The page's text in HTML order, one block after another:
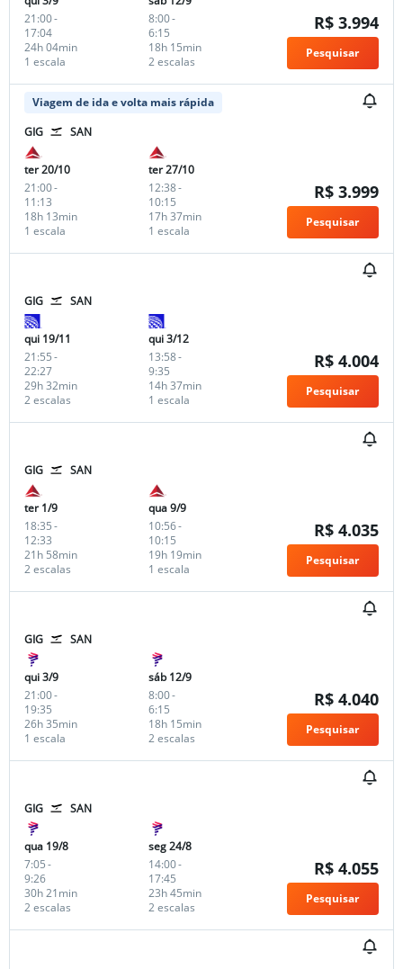
21:00-
17:04
1 escala
24h 04min
8:00-
6:15
2 escalas
18h 15min
R$ 3.994
Pesquisar
Viagem de ida e volta mais rápida
GIG
SAN
ter 20/10
21:00-
11:13
1 escala
18h 13min
ter 27/10
12:38-
10:15
1 escala
17h 37min
R$ 3.999
Pesquisar
GIG SAN
qui 19/11
21:55-
22:27
2 escalas
29h 32min
qui 3/12
13:58-
9:35
1 escala
14h 37min
R$ 4.004
Pesquisar
GIG SAN
ter 1/9
18:35-
12:33
2 escalas
21h 58min
qua 9/9
10:56-
10:15
1 escala
19h 19min
R$ 4.035
Pesquisar
GIG SAN
qui 3/9
21:00-
19:35
1 escala
26h 35min
sáb 12/9
8:00-
6:15
2 escalas
18h 15min
R$ 4.040
Pesquisar
GIG SAN
qua 19/8
7:05-
9:26
2 escalas
30h 21min
seg 24/8
14:00-
17:45
2 escalas
23h 45min
R$ 4.055
Pesquisar